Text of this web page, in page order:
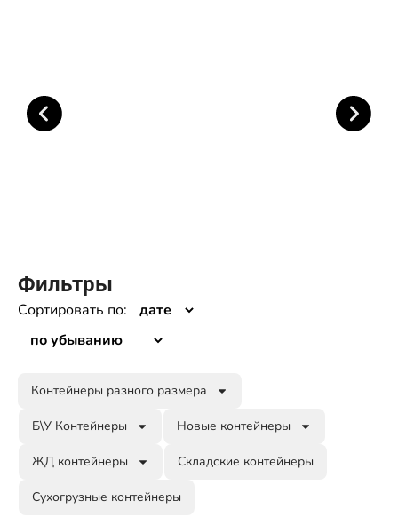
Фильтры
Сортировать по:
Контейнеры разного размера
Б\У Контейнеры Новые контейнеры
ЖД контейнеры Складские контейнеры
Сухогрузные контейнеры